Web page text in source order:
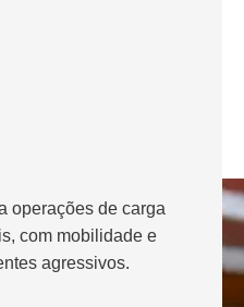
operações de carga
com mobilidade e
agressivos.